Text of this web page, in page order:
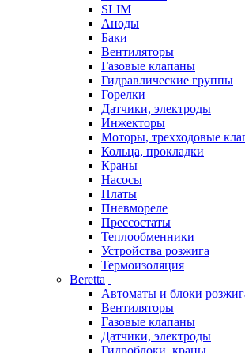
SLIM
Аноды
Баки
Вентиляторы
Газовые клапаны
Гидравлические группы
Горелки
Датчики, электроды
Инжекторы
Моторы, трехходовые
Кольца, прокладки
Краны
Насосы
Платы
Пневмореле
Прессостаты
Теплообменники
Устройства розжига
Термоизоляция
Beretta
Автоматы и блоки
Вентиляторы
Газовые клапаны
Датчики, электроды